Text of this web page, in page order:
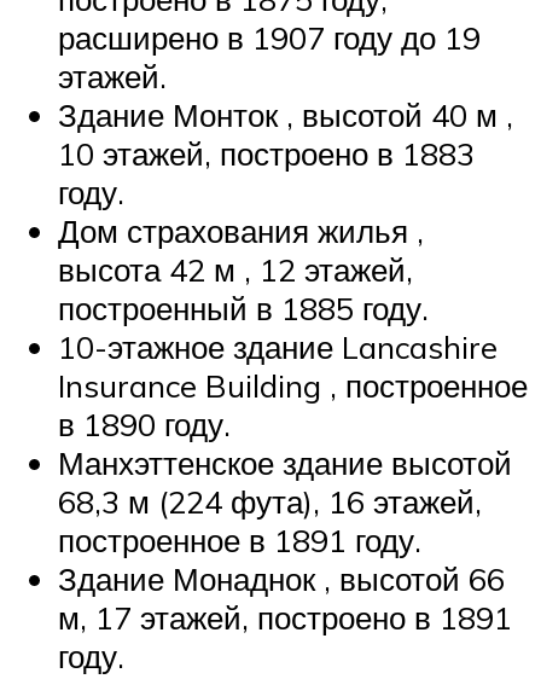
расширено в 1907 году до 19
этажей.
Здание Монток , высотой 40 м ,
10 этажей, построено в 1883
году.
Дом страхования жилья ,
высота 42 м , 12 этажей,
построенный в 1885 году.
10-этажное здание Lancashire
Insurance Building , построенное
в 1890 году.
Манхэттенское здание высотой
68,3 м (224 фута), 16 этажей,
построенное в 1891 году.
Здание Монаднок , высотой 66
м, 17 этажей, построено в 1891
году.